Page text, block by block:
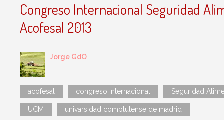
Congreso Internacional Seguridad
Acofesal 2013
Jorge GdO
acofesal congreso internacional Seguridad
UCM univarsidad complutense de madrid